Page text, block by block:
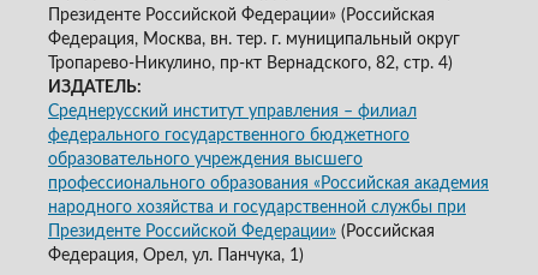
Президенте Российской Федерации» (Российская
Федерация, Москва, вн. тер. г. муниципальный округ
Тропарево-Никулино, пр-кт Вернадского, 82, стр. 4)
ИЗДАТЕЛЬ:
Среднерусский институт управления – филиал
федерального государственного бюджетного
образовательного учреждения высшего
профессионального образования «Российская академия
народного хозяйства и государственной службы при
Президенте Российской Федерации»(Российская
Федерация, Орел, ул. Панчука, 1)